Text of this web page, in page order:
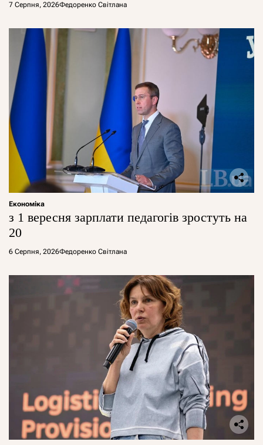
7 Серпня, 2026Федоренко Світлана
Економіка
з 1 вересня зарплати педагогів зростуть на
20
6 Серпня, 2026Федоренко Світлана